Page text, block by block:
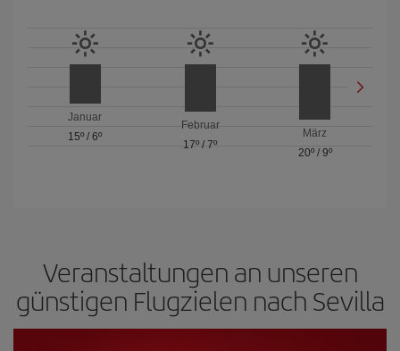
Januar
15º /6º
Februar
17º / 7º
März
20º/ 9º
Veranstaltungen an unseren
günstigen Flugzielen nach Sevilla